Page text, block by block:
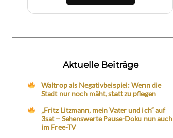
Aktuelle Beiträge
Waltrop als Negativbeispiel: Wenn die
Stadt nur noch mäht, statt zu pflegen
„Fritz Litzmann, mein Vater und ich“ auf
3sat – Sehenswerte Pause-Doku nun auch
im Free-TV